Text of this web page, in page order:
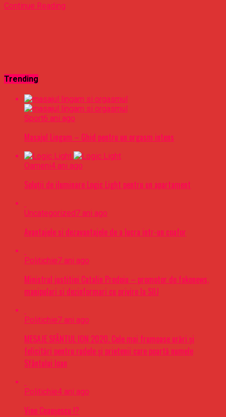
Continue Reading
Trending
Sport6 ani ago
Masajul Lingam – Ghid pentru un orgasm intens
Oameni4 ani ago
Soluții de iluminare Logic Light pentru un apartament
Uncategorized7 ani ago
Avantajele si dezavantajele de a lucra intr-un coafor
Politichie7 ani ago
Ministrul justitiei Catalin Predoiu – promotor de fakenews,
manipulari si dezinformari cu privire la SIIJ
Politichie7 ani ago
MESAJE SFÂNTUL ION 2020. Cele mai frumoase urări şi
felicitări pentru rudele şi prietenii care poartă numele
Sfântului Ioan
Politichie4 ani ago
Vine Ceaușescu !?